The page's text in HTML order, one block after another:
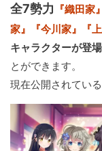
全7勢力 『織田
家』『今川家』『上
キャラクターが登
とができます。
現在公開されてい